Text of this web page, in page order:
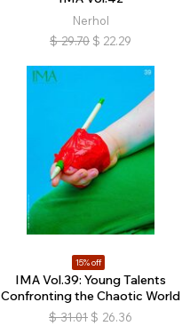
Nerhol
$ 29.70 $ 22.29
15% off
IMA Vol.39: Young Talents
Confronting the Chaotic World
$ 31.01 $ 26.36